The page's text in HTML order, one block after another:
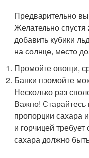
Предварительно
Желательно спустя
добавить кубики
на солнце, место
Промойте овощи,
Банки промойте
Несколько раз
Важно! Старайтесь
пропорции сахара
и горчицей
сахара должно